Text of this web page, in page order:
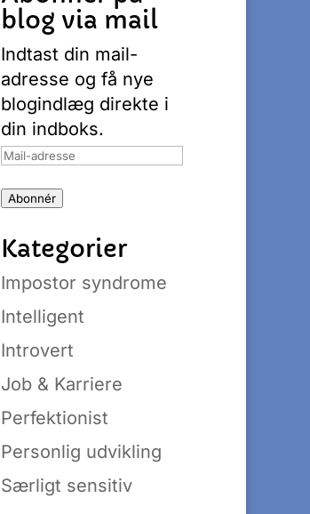
blog via mail
Indtast din mail-
adresse og få nye
blogindlæg direkte i
din indboks.
Mail-
Abonnér
Kategorier
Impostor syndrome
Intelligent
Introvert
Job & Karriere
Perfektionist
Personlig udvikling
Særligt sensitiv